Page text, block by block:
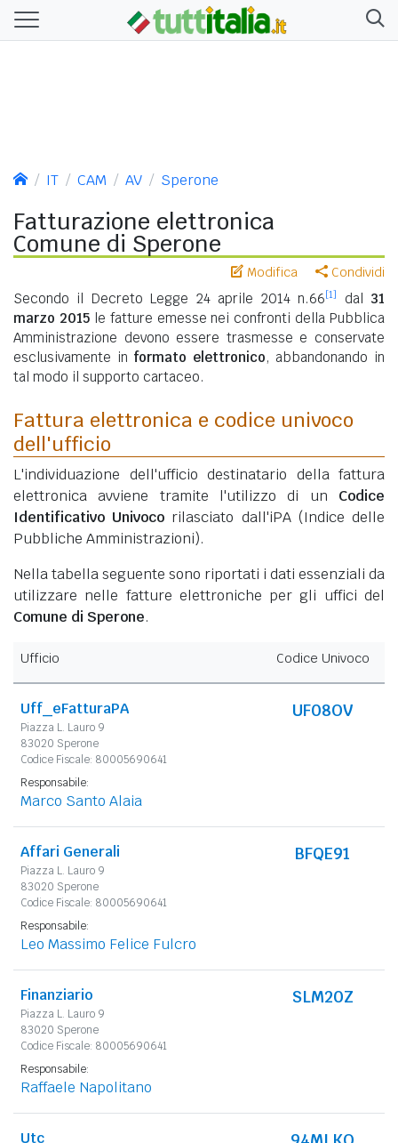
IT CAM AV Sperone
Fatturazione elettronica
Comune di Sperone
Modifica Condividi
Secondo il Decreto Legge 24 aprile 2014 n.66[1] dal 31
marzo 2015le fatture emesse nei confronti della Pubblica
Amministrazione devono essere trasmesse e conservate
esclusivamente in formato elettronico, abbandonando in
tal modo il supporto cartaceo.
Fattura elettronica e codice univoco
dell'ufficio
L'individuazione dell'ufficio destinatario della fattura
elettronica avviene tramite l'utilizzo di un Codice
Identificativo Univoco rilasciato dall'iPA (Indice delle
Pubbliche Amministrazioni).
Nella tabella seguente sono riportati i dati essenziali da
utilizzare nelle fatture elettroniche per gli uffici del
Comune di Sperone.
Ufficio Codice Univoco
Uff_eFatturaPA
Piazza L. Lauro 9
83020 Sperone
Codice Fiscale: 80005690641
UF08OV
Responsabile:
Marco Santo Alaia
Affari Generali
Piazza L. Lauro 9
83020 Sperone
Codice Fiscale: 80005690641
BFQE91
Responsabile:
Leo Massimo Felice Fulcro
Finanziario
Piazza L. Lauro 9
83020 Sperone
Codice Fiscale: 80005690641
SLM20Z
Responsabile:
Raffaele Napolitano
Utc